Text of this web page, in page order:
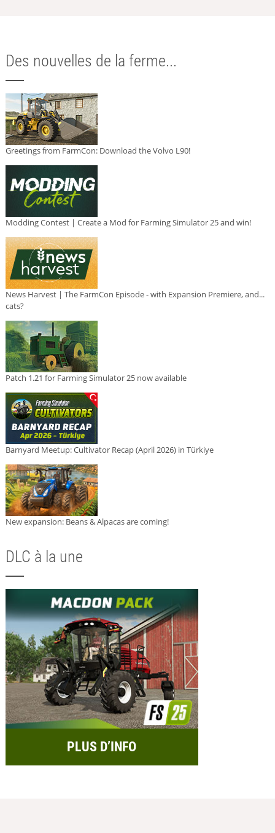
Des nouvelles de la ferme...
Greetings from FarmCon: Download the Volvo L90!
Modding Contest | Create a Mod for Farming Simulator 25 and win!
News Harvest | The FarmCon Episode - with Expansion Premiere, and...
cats?
Patch 1.21 for Farming Simulator 25 now available
Barnyard Meetup: Cultivator Recap (April 2026) in Türkiye
New expansion: Beans & Alpacas are coming!
DLC à la une
PLUS D’INFO